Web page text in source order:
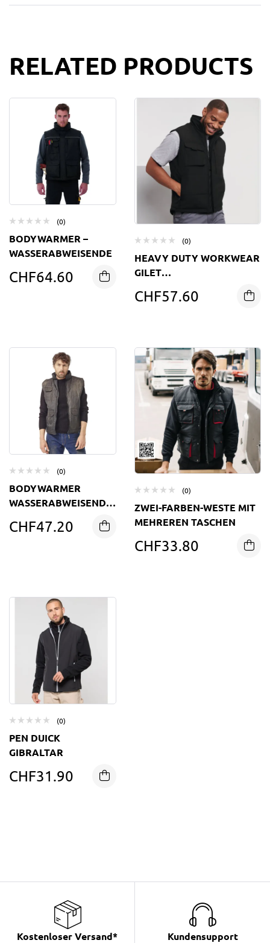
RELATED PRODUCTS
(0)
BODYWARMER –
WASSERABWEISENDE
CHF64.60
(0)
HEAVY DUTY WORKWEAR
GILET
BODYWARMERWASCHBAR
BEI 60 °C
CHF57.60
(0)
BODYWARMER
WASSERABWEISENDE
ARBEITSWESTE
CHF47.20
(0)
ZWEI-FARBEN-WESTE MIT
MEHREREN TASCHEN
CHF33.80
(0)
PEN DUICK
GIBRALTAR
CHF31.90
Kostenloser Versand* Kundensupport